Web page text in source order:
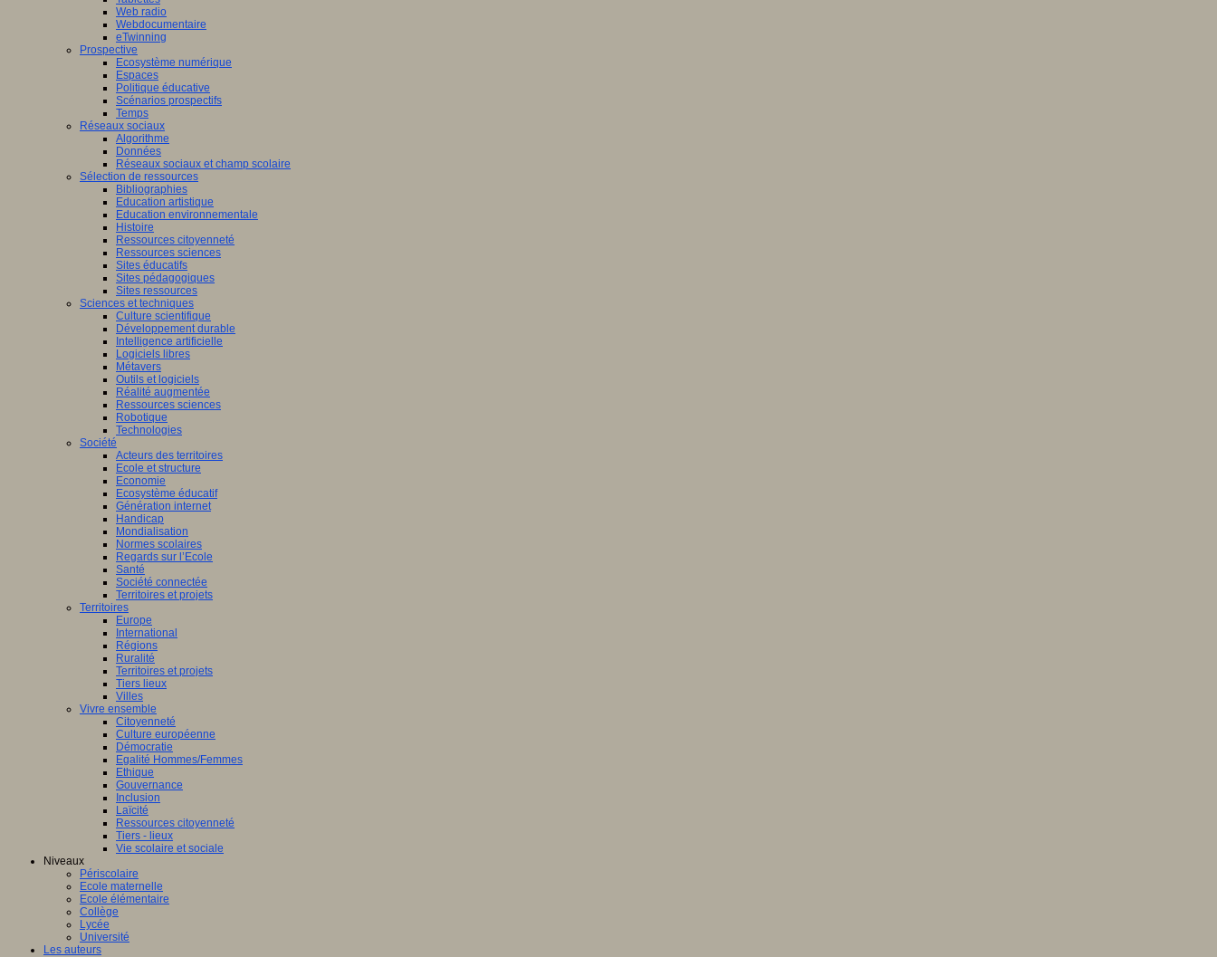
Web radio
Webdocumentaire
eTwinning
Prospective
Ecosystème numérique
Espaces
Politique éducative
Scénarios prospectifs
Temps
Réseaux sociaux
Algorithme
Données
Réseaux sociaux et champ scolaire
Sélection de ressources
Bibliographies
Education artistique
Education environnementale
Histoire
Ressources citoyenneté
Ressources sciences
Sites éducatifs
Sites pédagogiques
Sites ressources
Sciences et techniques
Culture scientifique
Développement durable
Intelligence artificielle
Logiciels libres
Métavers
Outils et logiciels
Réalité augmentée
Ressources sciences
Robotique
Technologies
Société
Acteurs des territoires
Ecole et structure
Economie
Ecosystème éducatif
Génération internet
Handicap
Mondialisation
Normes scolaires
Regards sur l’Ecole
Santé
Société connectée
Territoires et projets
Territoires
Europe
International
Régions
Ruralité
Territoires et projets
Tiers lieux
Villes
Vivre ensemble
Citoyenneté
Culture européenne
Démocratie
Egalité Hommes/Femmes
Ethique
Gouvernance
Inclusion
Laïcité
Ressources citoyenneté
Tiers - lieux
Vie scolaire et sociale
Niveaux
Périscolaire
Ecole maternelle
Ecole élémentaire
Collège
Lycée
Université
Les auteurs